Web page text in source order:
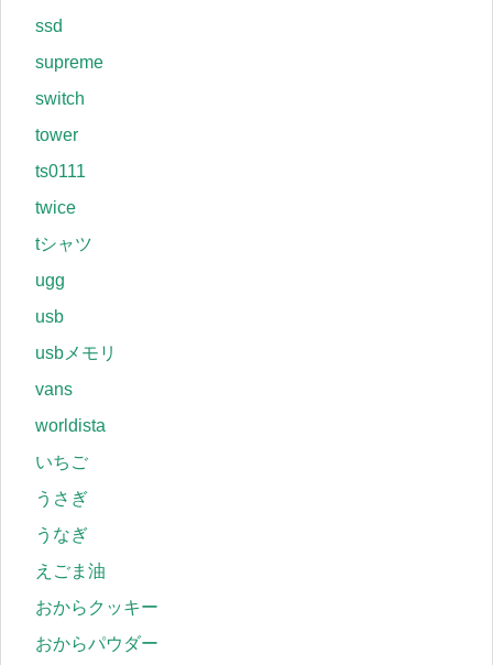
ssd
supreme
switch
tower
ts0111
twice
tシャツ
ugg
usb
usbメモリ
vans
worldista
いちご
うさぎ
うなぎ
えごま油
おからクッキー
おからパウダー